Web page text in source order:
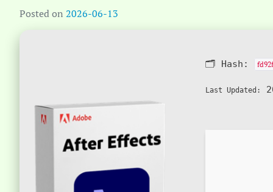
Posted on 2026-06-13
🗂 Hash:
Last Updated: